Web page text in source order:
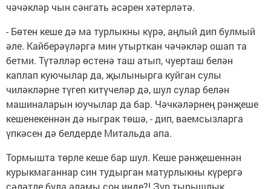
чәчәкләр чын сәнгать әсәрен хәтерләтә.
- Бөтен кеше дә ма турлыкны күрә, аңлый дип булмый
әле. Кайберәүләргә мин утырткан чәчәкләр ошап та
бетми. Түтәлләр өстенә таш атып, чуерташ белән
каплап куючылар да, җылынырга куйган сулы
чиләкләрне түгеп китүчеләр дә, шул сулар белән
машиналарын юучылар да бар. Чәчкәләрнең рәнҗеше
кешенекеннән дә ныграк төшә, - дип, ваемсызларга
үпкәсен дә белдерде Митальда апа.
Тормышта төрле кеше бар шул. Кеше рәнҗешеннән
курыкмаганнар син тудырган матурлыкны күрергә
сәләтле була аламы соң инде?! Зур тырышлык,